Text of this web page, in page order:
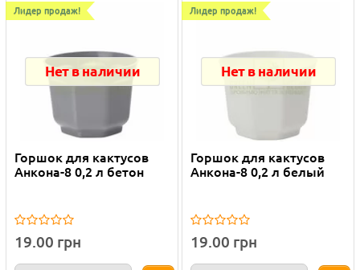
Лидер продаж!
Нет в наличии
Горшок для кактусов
Анкона-8 0,2 л бетон
19.00 грн
Лидер продаж!
Нет в наличии
Горшок для кактусов
Анкона-8 0,2 л белый
19.00 грн